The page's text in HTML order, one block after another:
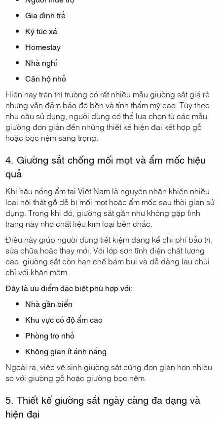
Gia đình trẻ
Ký túc xá
Homestay
Nhà nghỉ
Căn hộ nhỏ
Hiện nay trên thị trường có rất nhiều mẫu giường sắt giá rẻ
nhưng vẫn đảm bảo độ bền và tính thẩm mỹ cao. Tùy theo
nhu cầu sử dụng, người dùng có thể lựa chọn từ các mẫu
giường đơn giản đến những thiết kế hiện đại kết hợp gỗ
hoặc bọc nệm sang trọng.
4. Giường sắt chống mối mọt và ẩm mốc hiệu
quả
Khí hậu nóng ẩm tại Việt Nam là nguyên nhân khiến nhiều
loại nội thất gỗ dễ bị mối mọt hoặc ẩm mốc sau thời gian sử
dụng. Trong khi đó, giường sắt gần như không gặp tình
trạng này nhờ chất liệu kim loại bền chắc.
Điều này giúp người dùng tiết kiệm đáng kể chi phí bảo trì,
sửa chữa hoặc thay mới. Với lớp sơn tĩnh điện chất lượng
cao, giường sắt còn hạn chế bám bụi và dễ dàng lau chùi
chỉ với khăn mềm.
Đây là ưu điểm đặc biệt phù hợp với:
Nhà gần biển
Khu vực có độ ẩm cao
Phòng trọ nhỏ
Không gian ít ánh nắng
Ngoài ra, việc vệ sinh giường sắt cũng đơn giản hơn nhiều
so với giường gỗ hoặc giường bọc nệm.
5. Thiết kế giường sắt ngày càng đa dạng và
hiện đại